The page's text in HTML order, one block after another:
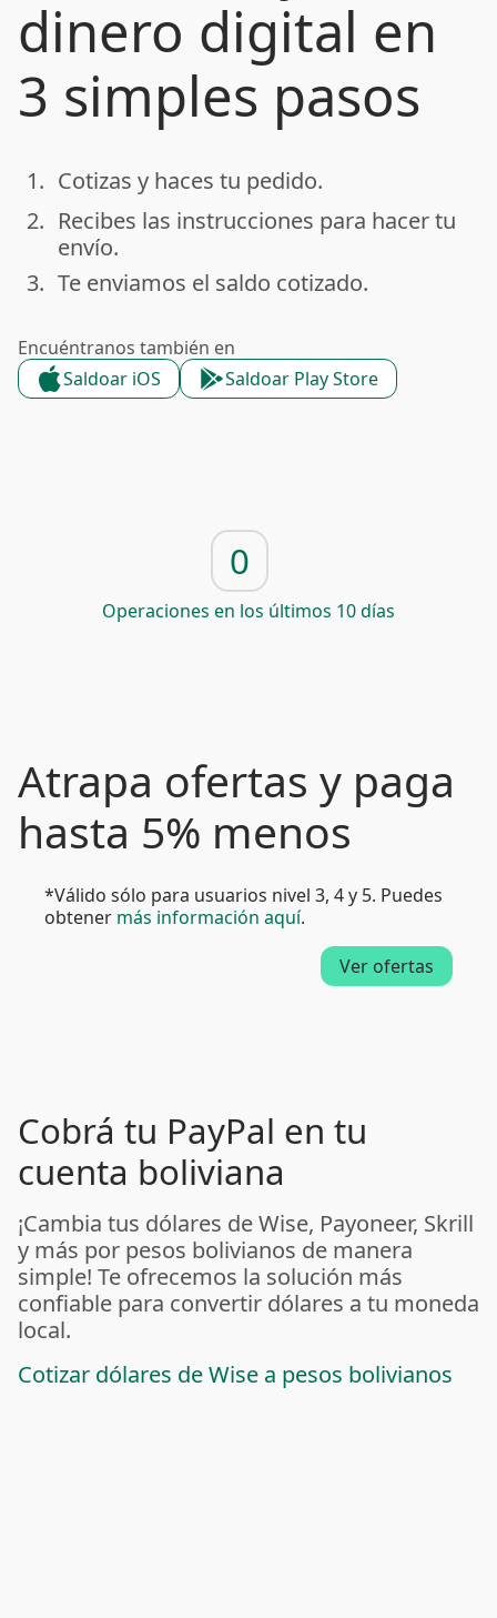
dinero digital en
3 simples pasos
done
1. Cotizas y haces tu pedido.
done
2. Recibes las instrucciones para hacer tu
envío.
done
3. Te enviamos el saldo cotizado.
Encuéntranos también en
Saldoar iOS
Saldoar Play Store
0
Operaciones en los últimos 10 días
Atrapa ofertas y paga
hasta 5% menos
*Válido sólo para usuarios nivel 3, 4 y 5. Puedes
obtener más información aquí.
Ver ofertas
Cobrá tu PayPal en tu
cuenta boliviana
¡Cambia tus dólares de Wise, Payoneer, Skrill
y más por pesos bolivianos de manera
simple! Te ofrecemos la solución más
confiable para convertir dólares a tu moneda
local.
Cotizar dólares de Wise a pesos bolivianos